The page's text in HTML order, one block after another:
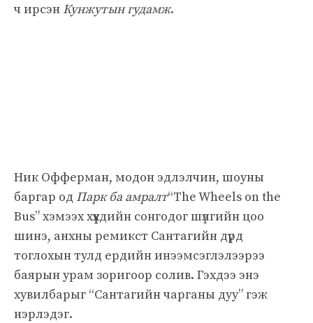
ч ирсэн Кунжутын гудамж.
Ник Офферман, модон эдлэлчин, шоуны
баргар од Парк ба амралт“The Wheels on the
Bus” хэмээх хүүхдийн сонгодог шүлгийн цоо
шинэ, анхны ремикст Сантагийн дүрд
тоглохын тулд ердийн инээмсэглэлээрээ
баярын урам зоригоор солив. Гэхдээ энэ
хувилбарыг “Сантагийн чарганы дуу” гэж
нэрлэдэг.